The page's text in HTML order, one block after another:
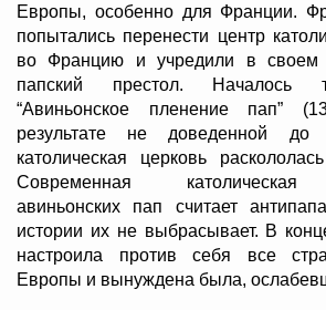
Европы, особенно для Франции.
попытались перенести центр
во Францию и учредили в своем
папский престол. Началось
“Авиньонское пленение пап”
результате не доведенной до
католическая церковь
Современная католическая
авиньонских пап считает
истории их не выбрасывает. В
настроила против себя все
Европы и вынуждена была,